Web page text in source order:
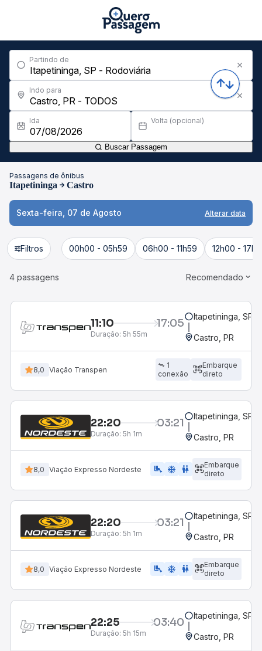
Partindo de
Indo para
Ida Volta (opcional)
Buscar Passagem
Passagens de ônibus
Itapetininga Castro
Sexta-feira, 07 de Agosto Alterar data
Filtros 00h00 - 05h59 06h00 - 11h59 12h00 -
4 passagens Recomendado
11:10 17:05
Duração: 5h 55m
Itapetininga, SP -
Castro, PR
8,0 Viação Transpen
1
conexão
Embarque
direto
22:20 03:21
Duração: 5h 1m
Itapetininga, SP -
Castro, PR
8,0 Viação Expresso Nordeste airline_seat_legroom_extra ac_unit WC
Embarque
direto
22:20 03:21
Duração: 5h 1m
Itapetininga, SP -
Castro, PR
8,0 Viação Expresso Nordeste airline_seat_legroom_extra ac_unit WC
Embarque
direto
22:25 03:40
Duração: 5h 15m
Itapetininga, SP -
Castro, PR